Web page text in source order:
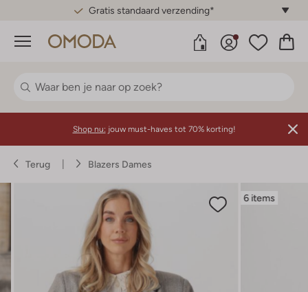
Gratis standaard verzending*
Menu
Shop nu: jouw must-haves tot 70% korting!
Terug Blazers Dames
6 items